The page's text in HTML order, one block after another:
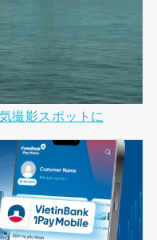
撮影スポットに